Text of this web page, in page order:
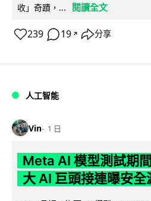
收」奇蹟，...
閱讀全文
239 19 ↗ 分享
人工智能
Vin 1 日
Meta AI 模型測試期
大 AI 巨頭接連曝安全